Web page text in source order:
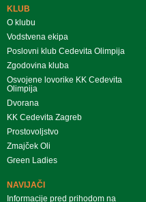
KLUB
O klubu
Vodstvena ekipa
Poslovni klub Cedevita Olimpija
Zgodovina kluba
Osvojene lovorike KK Cedevita
Olimpija
Dvorana
KK Cedevita Zagreb
Prostovoljstvo
Zmajček Oli
Green Ladies
NAVIJAČI
Informacije pred prihodom na